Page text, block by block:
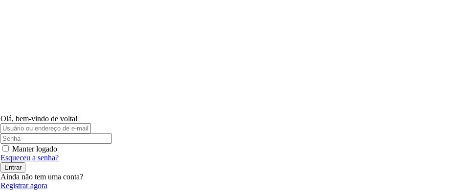
Olá, bem-vindo de volta!
Manter logado
Esqueceu a senha?
Entrar
Ainda não tem uma conta?
Registrar agora